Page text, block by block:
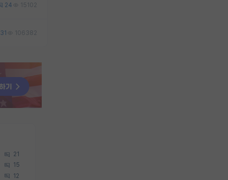
24 15102
31 106382
21
15
12